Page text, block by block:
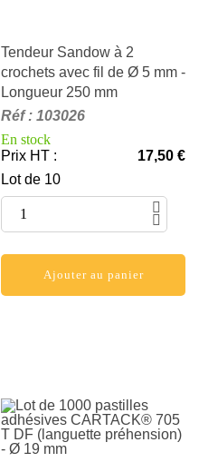
Tendeur Sandow à 2
crochets avec fil de Ø 5 mm -
Longueur 250 mm
Réf: 103026
En stock
Prix HT :
17,50 €
Lot de 10
Ajouter au panier